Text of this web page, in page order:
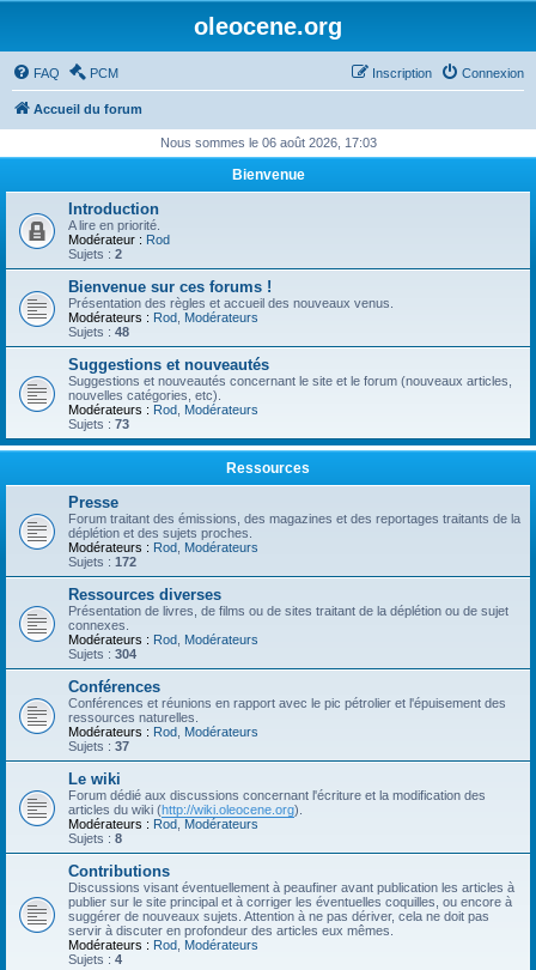
oleocene.org
FAQ PCM Connexion
Inscription
Accueil du forum
Nous sommes le 06 août 2026, 17:03
Bienvenue
Introduction
A lire en priorité.
Modérateur : Rod
Sujets : 2
Bienvenue sur ces forums !
Présentation des règles et accueil des nouveaux venus.
Modérateurs : Rod Modérateurs
Sujets : 48
Suggestions et nouveautés
Suggestions et nouveautés concernant le site et le forum (nouveaux articles,
nouvelles catégories, etc).
Modérateurs : Rod Modérateurs
Sujets : 73
Ressources
Presse
Forum traitant des émissions, des magazines et des reportages traitants de la
déplétion et des sujets proches.
Modérateurs : Rod Modérateurs
Sujets : 172
Ressources diverses
Présentation de livres, de films ou de sites traitant de la déplétion ou de sujet
connexes.
Modérateurs : Rod Modérateurs
Sujets : 304
Conférences
Conférences et réunions en rapport avec le pic pétrolier et l'épuisement des
ressources naturelles.
Modérateurs : Rod Modérateurs
Sujets : 37
Le wiki
Forum dédié aux discussions concernant l'écriture et la modification des
articles du wiki (http://wiki.oleocene.org).
Modérateurs : Rod Modérateurs
Sujets : 8
Contributions
Discussions visant éventuellement à peaufiner avant publication les articles à
publier sur le site principal et à corriger les éventuelles coquilles, ou encore à
suggérer de nouveaux sujets. Attention à ne pas dériver, cela ne doit pas
servir à discuter en profondeur des articles eux mêmes.
Modérateurs : Rod Modérateurs
Sujets : 4